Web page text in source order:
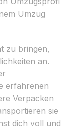
Umzug
zu bringen,
an.
erfahrenen
Verpacken
sie
dich voll und